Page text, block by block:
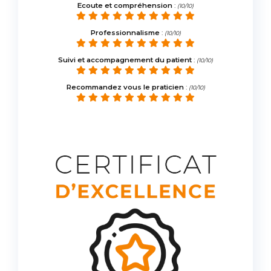
Ecoute et compréhension : (10/10)
Professionnalisme: (10/10)
Suivi et accompagnement du patient : (10/10)
Recommandez vous le praticien: (10/10)